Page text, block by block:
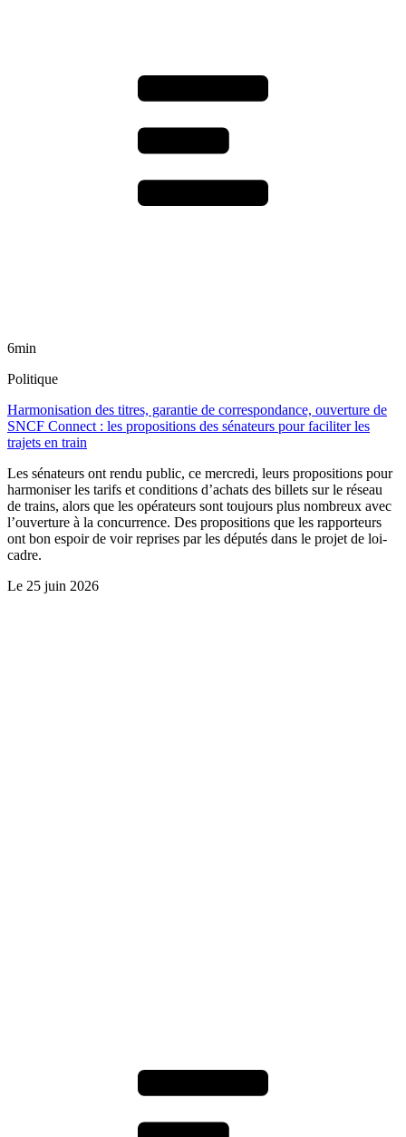
6min
Politique
Harmonisation des titres, garantie de correspondance, ouverture de
SNCF Connect : les propositions des sénateurs pour faciliter les
trajets en train
Les sénateurs ont rendu public, ce mercredi, leurs propositions pour
harmoniser les tarifs et conditions d’achats des billets sur le réseau
de trains, alors que les opérateurs sont toujours plus nombreux avec
l’ouverture à la concurrence. Des propositions que les rapporteurs
ont bon espoir de voir reprises par les députés dans le projet de loi-
cadre.
Le 25 juin 2026